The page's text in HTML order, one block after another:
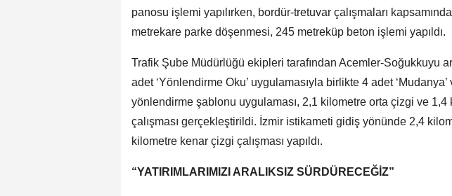
panosu işlemi yapılırken, bordür-tretuvar çalışmaları
metrekare parke döşenmesi, 245 metreküp beton işlemi yapıldı.
Trafik Şube Müdürlüğü ekipleri tarafından Acemler-Soğukkuyu
adet ‘Yönlendirme Oku’ uygulamasıyla birlikte 4 adet ‘Mudanya’
yönlendirme şablonu uygulaması, 2,1 kilometre orta çizgi ve 1,4
çalışması gerçekleştirildi. İzmir istikameti gidiş yönünde 2,4
kilometre kenar çizgi çalışması yapıldı.
“YATIRIMLARIMIZI ARALIKSIZ SÜRDÜRECEĞİZ”